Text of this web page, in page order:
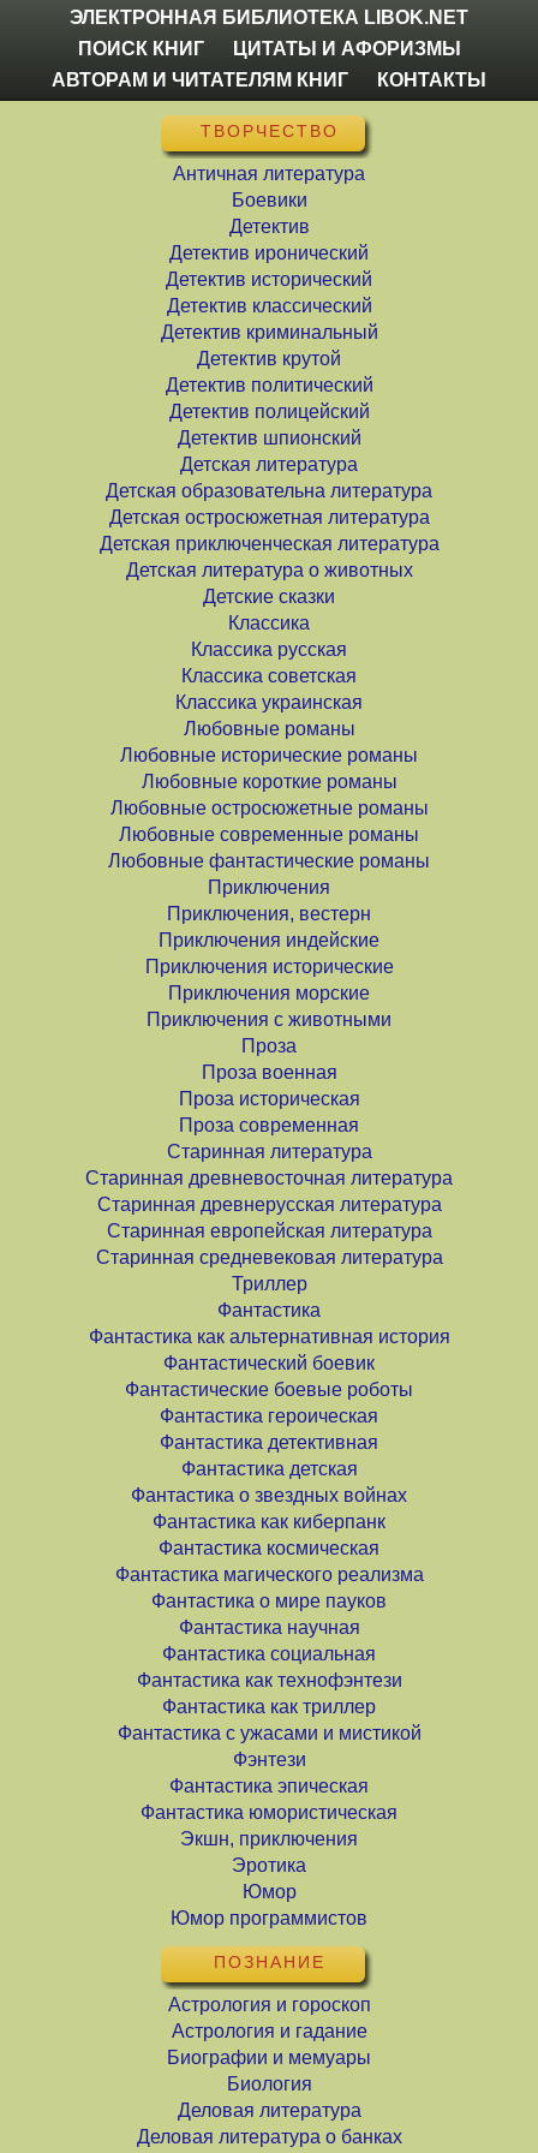
ЭЛЕКТРОННАЯ БИБЛИОТЕКА LIBOK.NET
ПОИСК КНИГ
ЦИТАТЫ И АФОРИЗМЫ
АВТОРАМ И ЧИТАТЕЛЯМ КНИГ
КОНТАКТЫ
ТВОРЧЕСТВО
Античная литература
Боевики
Детектив
Детектив иронический
Детектив исторический
Детектив классический
Детектив криминальный
Детектив крутой
Детектив политический
Детектив полицейский
Детектив шпионский
Детская литература
Детская образовательна литература
Детская остросюжетная литература
Детская приключенческая литература
Детская литература о животных
Детские сказки
Классика
Классика русская
Классика советская
Классика украинская
Любовные романы
Любовные исторические романы
Любовные короткие романы
Любовные остросюжетные романы
Любовные современные романы
Любовные фантастические романы
Приключения
Приключения, вестерн
Приключения индейские
Приключения исторические
Приключения морские
Приключения с животными
Проза
Проза военная
Проза историческая
Проза современная
Старинная литература
Старинная древневосточная литература
Старинная древнерусская литература
Старинная европейская литература
Старинная средневековая литература
Триллер
Фантастика
Фантастика как альтернативная история
Фантастический боевик
Фантастические боевые роботы
Фантастика героическая
Фантастика детективная
Фантастика детская
Фантастика о звездных войнах
Фантастика как киберпанк
Фантастика космическая
Фантастика магического реализма
Фантастика о мире пауков
Фантастика научная
Фантастика социальная
Фантастика как технофэнтези
Фантастика как триллер
Фантастика с ужасами и мистикой
Фэнтези
Фантастика эпическая
Фантастика юмористическая
Экшн, приключения
Эротика
Юмор
Юмор программистов
ПОЗНАНИЕ
Астрология и гороскоп
Астрология и гадание
Биографии и мемуары
Биология
Деловая литература
Деловая литература о банках